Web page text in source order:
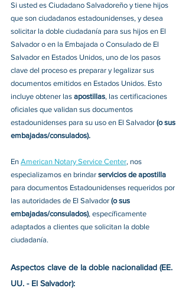
Si usted es Ciudadano Salvadoreño y tiene hijos
que son ciudadanos estadounidenses, y desea
solicitar la doble ciudadanía para sus hijos en El
Salvador o en la Embajada o Consulado de El
Salvador en Estados Unidos, uno de los pasos
clave del proceso es preparar y legalizar sus
documentos emitidos en Estados Unidos. Esto
incluye obtener las apostillas, las certificaciones
oficiales que validan sus documentos
estadounidenses para su uso en El Salvador (o sus
embajadas/consulados).
En American Notary Service Center, nos
especializamos en brindar servicios de apostilla
para documentos Estadounidenses requeridos por
las autoridades de El Salvador (o sus
embajadas/consulados), específicamente
adaptados a clientes que solicitan la doble
ciudadanía.
Aspectos clave de la doble nacionalidad (EE.
UU. - El Salvador):